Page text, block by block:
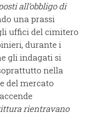
all’obbligo di
una prassi
uffici del cimitero
durante i
gli indagati si
nella
del mercato
rientravano